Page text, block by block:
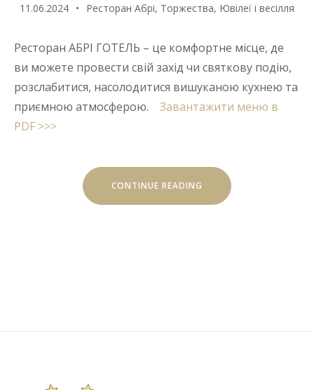
11.06.2024 Ресторан Абрі, Торжества, Ювілеї і весілля
Ресторан АБРІ ГОТЕЛЬ – це комфортне місце, де
ви можете провести свій захід чи святкову подію,
розслабитися, насолодитися вишуканою кухнею та
приємною атмосферою. Завантажити меню в
PDF >>>
CONTINUE READING
ГОТЕЛЬ:
ВАШ